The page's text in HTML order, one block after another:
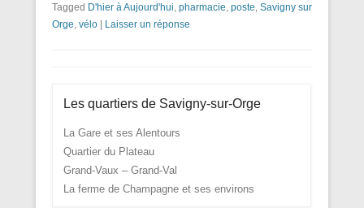
Tagged D'hier à Aujourd'hui pharmacie poste Savigny sur
Orge vélo | Laisser un réponse
Les quartiers de Savigny-sur-Orge
La Gare et ses Alentours
Quartier du Plateau
Grand-Vaux – Grand-Val
La ferme de Champagne et ses environs